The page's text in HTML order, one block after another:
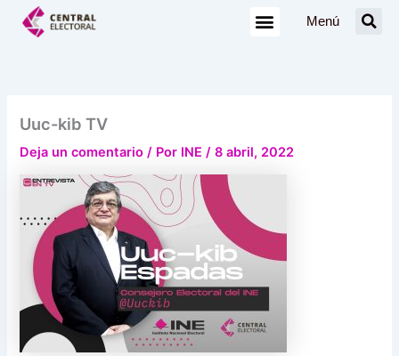
Menú
Uuc-kib TV
Deja un comentario / Por INE/8 abril, 2022